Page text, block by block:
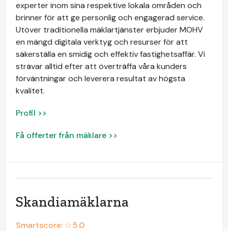
experter inom sina respektive lokala områden och
brinner för att ge personlig och engagerad service.
Utöver traditionella mäklartjänster erbjuder MOHV
en mängd digitala verktyg och resurser för att
säkerställa en smidig och effektiv fastighetsaffär. Vi
strävar alltid efter att överträffa våra kunders
förväntningar och leverera resultat av högsta
kvalitet.
Profil >>
Få offerter från mäklare >>
Skandiamäklarna
Smartscore: ☆5.0